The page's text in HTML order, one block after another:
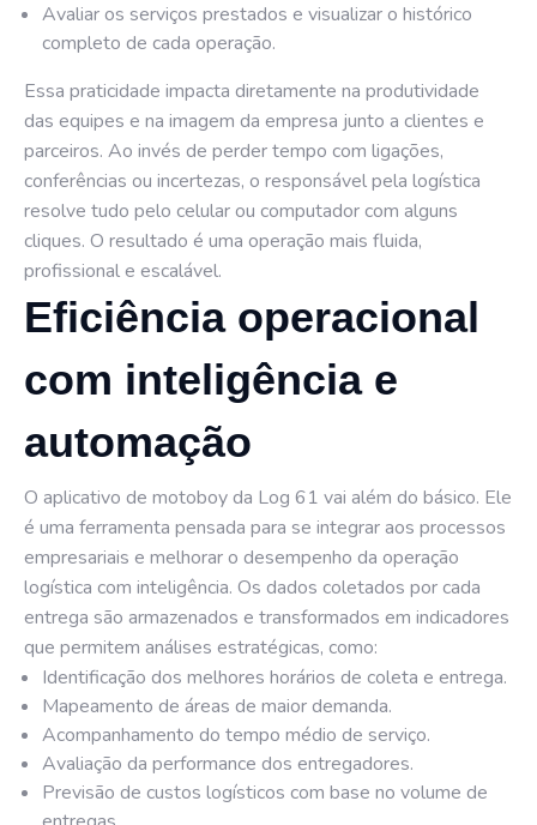
Avaliar os serviços prestados e visualizar o histórico
completo de cada operação.
Essa praticidade impacta diretamente na produtividade
das equipes e na imagem da empresa junto a clientes e
parceiros. Ao invés de perder tempo com ligações,
conferências ou incertezas, o responsável pela logística
resolve tudo pelo celular ou computador com alguns
cliques. O resultado é uma operação mais fluida,
profissional e escalável.
Eficiência operacional
com inteligência e
automação
O aplicativo de motoboy da Log 61 vai além do básico. Ele
é uma ferramenta pensada para se integrar aos processos
empresariais e melhorar o desempenho da operação
logística com inteligência. Os dados coletados por cada
entrega são armazenados e transformados em indicadores
que permitem análises estratégicas, como:
Identificação dos melhores horários de coleta e entrega.
Mapeamento de áreas de maior demanda.
Acompanhamento do tempo médio de serviço.
Avaliação da performance dos entregadores.
Previsão de custos logísticos com base no volume de